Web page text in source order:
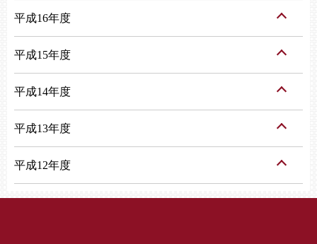
平成16年度
平成15年度
平成14年度
平成13年度
平成12年度